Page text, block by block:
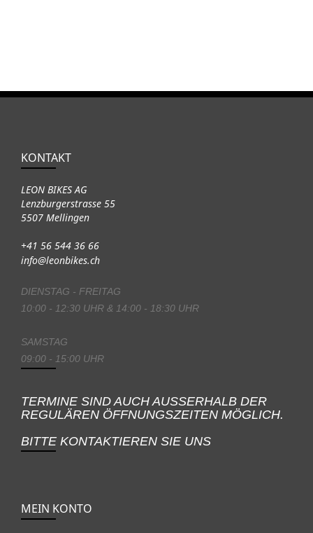
KONTAKT
LEON BIKES AG
Lenzburgerstrasse 55
5507 Mellingen
+41 56 544 36 66
info@leonbikes.ch
DIENSTAG - FREITAG
10:00 - 12:30 UHR & 14:00 - 18:30 UHR
SAMSTAG
09:00 - 15:00 UHR
TERMINE SIND AUCH AUSSERHALB DER
REGULÄREN ÖFFNUNGSZEITEN MÖGLICH.
BITTE KONTAKTIEREN SIE UNS
MEIN KONTO